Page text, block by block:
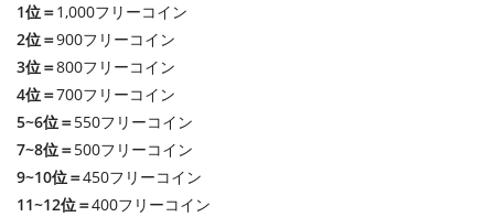
1位＝1,000フリーコイン
2位＝900フリーコイン
3位＝800フリーコイン
4位＝700フリーコイン
5~6位＝550フリーコイン
7~8位＝500フリーコイン
9~10位＝450フリーコイン
11~12位＝400フリーコイン